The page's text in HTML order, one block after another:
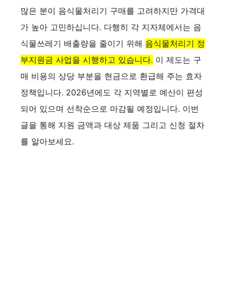
많은 분이 음식물처리기 구매를 고려하지만 가격대
가 높아 고민하십니다. 다행히 각 지자체에서는 음
식물쓰레기 배출량을 줄이기 위해 음식물처리기 정
부지원금 사업을 시행하고 있습니다. 이 제도는 구
매 비용의 상당 부분을 현금으로 환급해 주는 효자
정책입니다. 2026년에도 각 지역별로 예산이 편성
되어 있으며 선착순으로 마감될 예정입니다. 이번
글을 통해 지원 금액과 대상 제품 그리고 신청 절차
를 알아보세요.